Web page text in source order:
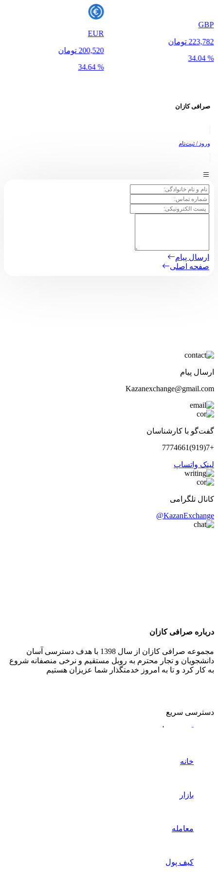
GBP
223,782 تومان
% 34.04
EUR
200,520 تومان
% 34.64
صرافیکازان
ورود / ثبت‌نام
خانه
بازار
معامله
کیف پول
ارسال پیام
صفحه اصلی
ارسال پیام
Kazanexchange@gmail.com
گفت‌گو با کارشناسان
+7(919)7774661
لینک واتساپ
کانال تلگرامی
KazanExchange@
درباره صرافی کازان
مجموعه صرافی کازان از سال 1398 با هدف دسترسی آسان
دانشجویان و تجار محترم به روبل مستقیم و نرخی منصفانه شروع
به کار کرد و تا به امروز خدمتگذار شما عزیزان هستیم
دسترسی سریع
قیمت روبل روسیه
اولین صرافی ایرانی در روسیه
خدمات مشتریان
فروشگاه
خدمات مشتریان